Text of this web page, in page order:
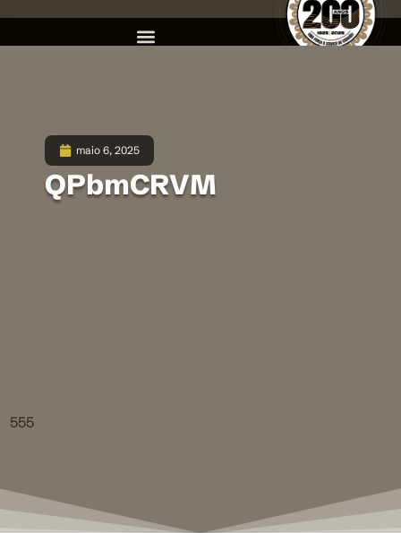
maio 6, 2025
QPbmCRVM
555